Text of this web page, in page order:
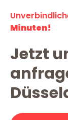
Minuten!
Jetzt